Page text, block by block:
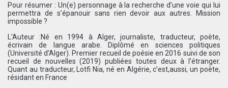
Pour résumer : Un(e) personnage à la recherche d’une voie qui lui
permettra de s’épanouir sans rien devoir aux autres. Mission
impossible ?
L’Auteur :Né en 1994 à Alger, journaliste, traducteur, poète,
écrivain de langue arabe. Diplômé en sciences politiques
(Université d’Alger). Premier recueil de poésie en 2016 suivi de son
recueil de nouvelles (2019) publiées toutes deux à l’étranger.
Quant au traducteur, Lotfi Nia, né en Algérie, c’est,aussi, un poète,
résidant en France